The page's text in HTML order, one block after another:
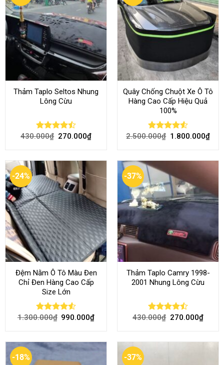
Thảm Taplo Seltos Nhung
Lông Cừu
Rated
430.000₫ 270.000₫
Quây Chống Chuột Xe Ô Tô
Hàng Cao Cấp Hiệu Quả
100%
Rated 4.51
2.500.000₫ 1.800.000₫
-24%
Đệm Nằm Ô Tô Màu Đen
Chỉ Đen Hàng Cao Cấp
Size Lớn
Rated 4.54
1.300.000₫ 990.000₫
-37%
Thảm Taplo Camry 1998-
2001 Nhung Lông Cừu
Rated
430.000₫ 270.000₫
-18% -37%